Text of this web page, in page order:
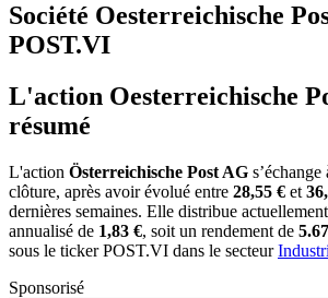
Société Oesterreichische
POST.VI
L'action Oesterreichische
résumé
L'action Österreichische Post AG s’échange
clôture, après avoir évolué entre 28,55 € et
dernières semaines. Elle distribue
annualisé de 1,83 €, soit un rendement de
sous le tickerPOST.VI dans le secteur
Sponsorisé